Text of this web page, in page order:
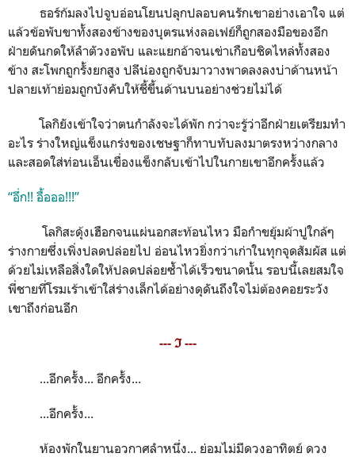
ธอร์ก้มลงไปจูบอ่อนโยนปลุกปลอบคนรักเขาอย่างเอาใจ แต่
แล้วข้อพับขาทั้งสองข้างของบุตรแห่งลอเฟย์ก็ถูกสองมือของอีก
ฝ่ายดันกดให้ลำตัวงอพับ และแยกอ้าจนเข่าเกือบชิดไหล่ทั้งสอง
ข้าง สะโพกถูกรั้งยกสูง ปลีน่องถูกจับมาวางพาดลงลงบ่าด้านหน้า
ปลายเท้าย่อมถูกบังคับให้ชี้ขึ้นด้านบนอย่างช่วยไม่ได้
โลกิยังเข้าใจว่าตนกำลังจะได้พัก กว่าจะรู้ว่าอีกฝ่ายเตรียมทำ
อะไร ร่างใหญ่แข็งแกร่งของเชษฐาก็ทาบทับลงมาตรงหว่างกลาง
และสอดใส่ท่อนเอ็นเขื่องแข็งกลับเข้าไปในกายเขาอีกครั้งแล้ว
“อึ่ก!! อื้อออ!!!”
โลกิสะดุ้งเฮือกจนแผ่นอกสะท้อนไหว มือกำขยุ้มผ้าปูใกล้ๆ
ร่างกายซึ่งเพิ่งปลดปล่อยไป อ่อนไหวยิ่งกว่าเก่าในทุกจุดสัมผัส แต่
ด้วยไม่เหลือสิ่งใดให้ปลดปล่อยซ้ำได้เร็วขนาดนั้น รอบนี้เลยสมใจ
พี่ชายที่โรมเร้าเข้าใส่ร่างเล็กได้อย่างดุดันถึงใจไม่ต้องคอยระวัง
เขาถึงก่อนอีก
--- ℑ ---
...อีกครั้ง... อีกครั้ง...
...อีกครั้ง...
ห้องพักในยานอวกาศลำหนึ่ง... ย่อมไม่มีดวงอาทิตย์ ดวง